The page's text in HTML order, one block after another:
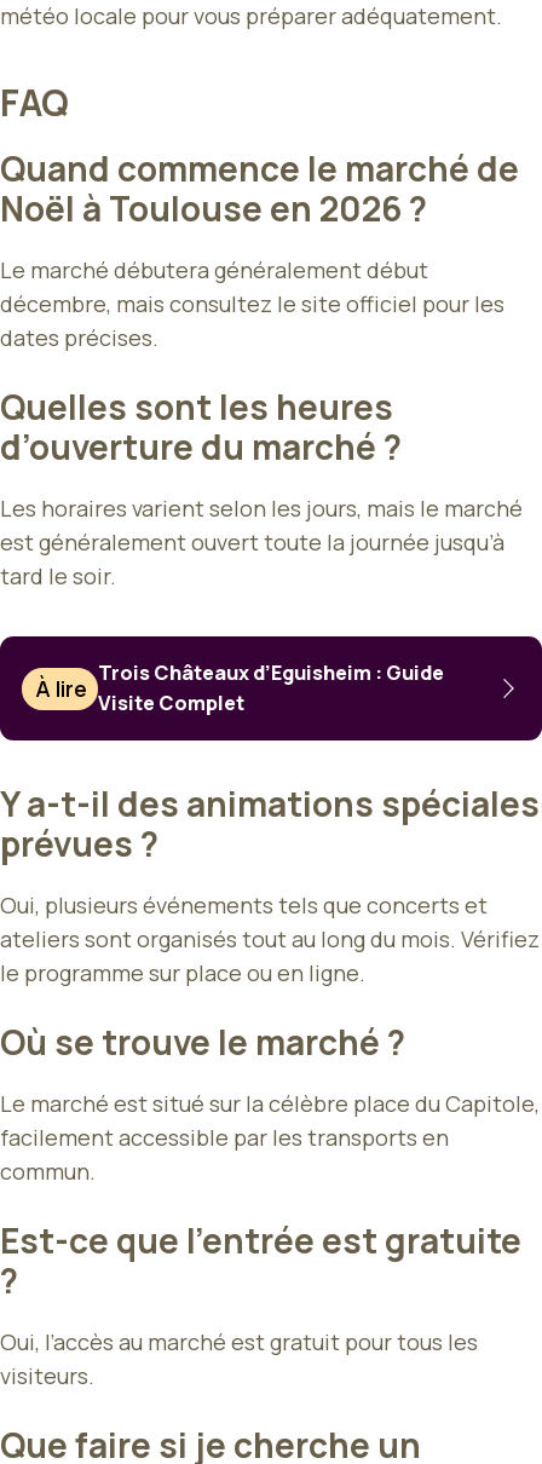
météo locale pour vous préparer adéquatement.
FAQ
Quand commence le marché de
Noël à Toulouse en 2026 ?
Le marché débutera généralement début
décembre, mais consultez le site officiel pour les
dates précises.
Quelles sont les heures
d’ouverture du marché ?
Les horaires varient selon les jours, mais le marché
est généralement ouvert toute la journée jusqu’à
tard le soir.
À lire
Trois Châteaux d’Eguisheim : Guide
Visite Complet
Y a-t-il des animations spéciales
prévues ?
Oui, plusieurs événements tels que concerts et
ateliers sont organisés tout au long du mois. Vérifiez
le programme sur place ou en ligne.
Où se trouve le marché ?
Le marché est situé sur la célèbre place du Capitole,
facilement accessible par les transports en
commun.
Est-ce que l’entrée est gratuite
?
Oui, l’accès au marché est gratuit pour tous les
visiteurs.
Que faire si je cherche un